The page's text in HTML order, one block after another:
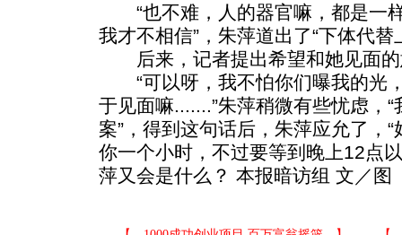
“也不难，人的器官嘛，都是一
我才不相信”，朱萍道出了“下体代替
后来，记者提出希望和她见面的
“可以呀，我不怕你们曝我的光
于见面嘛.......”朱萍稍微有些忧虑，
案”，得到这句话后，朱萍应允了，
你一个小时，不过要等到晚上12点
萍又会是什么？ 本报暗访组 文／图